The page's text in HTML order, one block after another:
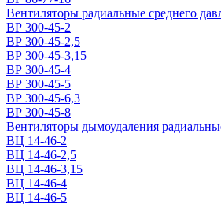
Вентиляторы радиальные среднего
ВР 300-45-2
ВР 300-45-2,5
ВР 300-45-3,15
ВР 300-45-4
ВР 300-45-5
ВР 300-45-6,3
ВР 300-45-8
Вентиляторы дымоудаления
ВЦ 14-46-2
ВЦ 14-46-2,5
ВЦ 14-46-3,15
ВЦ 14-46-4
ВЦ 14-46-5